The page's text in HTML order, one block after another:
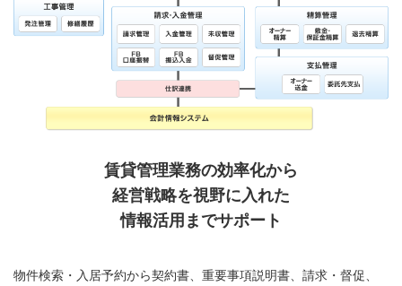
賃貸管理業務の効率化から
経営戦略を視野に入れた
情報活用までサポート
物件検索・入居予約から契約書、重要事項説明書、請求・督促、